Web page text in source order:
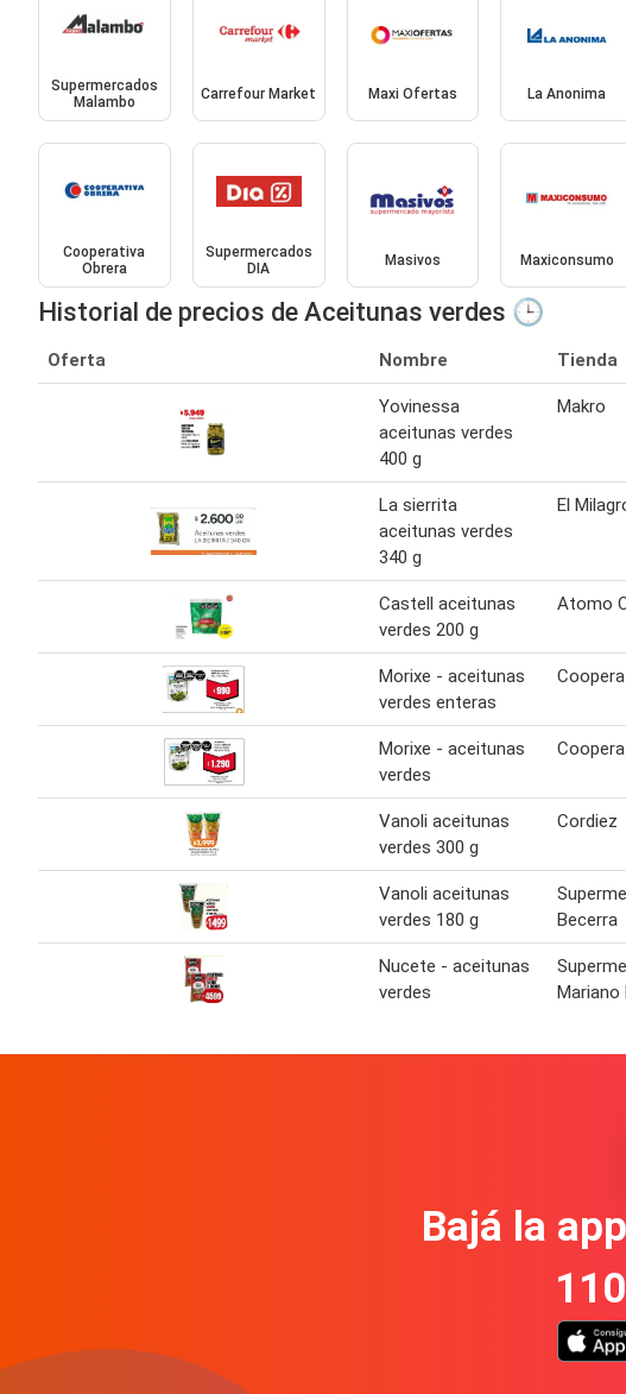
Supermercados
Malambo
Carrefour Market Maxi Ofertas La Anonima
Cooperativa
Obrera
Supermercados
DIA
Masivos Maxiconsumo
Historial de precios de Aceitunas verdes 🕒
Oferta Nombre Tienda
Yovinessa
aceitunas verdes
400 g
Makro
La sierrita
aceitunas verdes
340 g
El
Castell aceitunas
verdes 200 g
Atomo
Morixe - aceitunas
verdes enteras
Morixe - aceitunas
verdes
Vanoli aceitunas
verdes 300 g
Cordiez
Vanoli aceitunas
verdes 180 g
Becerra
Nucete - aceitunas
verdes
Mariano
Bajá la